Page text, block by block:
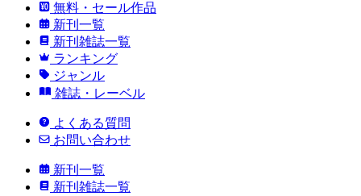
無料・セール作品
新刊一覧
新刊雑誌一覧
ランキング
ジャンル
雑誌・レーベル
よくある質問
お問い合わせ
新刊一覧
新刊雑誌一覧